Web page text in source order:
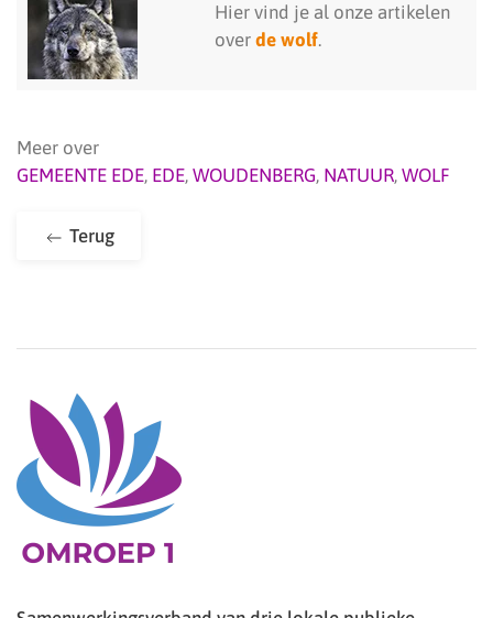
Hier vind je al onze artikelen
over de wolf.
Meer over
GEMEENTE EDE, EDE, WOUDENBERG, NATUUR, WOLF
Terug